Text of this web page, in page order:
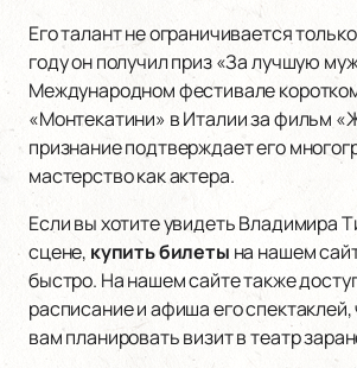
Его талант не ограничивается
году он получил приз «За лучшую
Международном фестивале
«Монтекатини» в Италии за фильм
признание подтверждает его
мастерство как актера.
Если вы хотите увидеть Владимира
сцене, купить билеты на нашем
быстро. На нашем сайте также
расписание и афиша его спектаклей,
вам планировать визит в театр